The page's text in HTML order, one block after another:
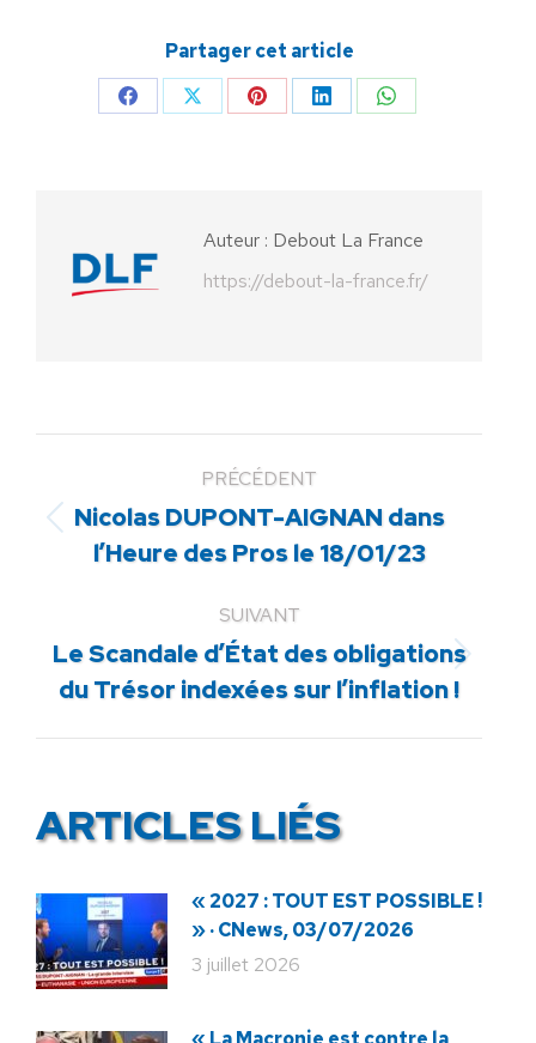
Partager cet article
PartagerPartagerPartagerPartagerPartager
Auteur : Debout La France
https://debout-la-france.fr/
PRÉCÉDENT
Article
précédent
Nicolas DUPONT-AIGNAN dans
l’Heure des Pros le 18/01/23
SUIVANT
Article
suivant
Le Scandale d’État des obligations
du Trésor indexées sur l’inflation !
ARTICLES LIÉS
« 2027 : TOUT EST POSSIBLE !
» · CNews, 03/07/2026
3 juillet 2026